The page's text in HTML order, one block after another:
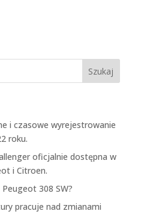
i czasowe wyrejestrowanie
roku.
oficjalnie dostępna w
i Citroen.
308 SW?
pracuje nad zmianami